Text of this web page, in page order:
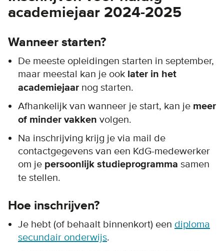
academiejaar 2024-2025
Wanneer starten?
De meeste opleidingen starten in september,
maar meestal kan je ook later in het
academiejaar nog starten.
Afhankelijk van wanneer je start, kan je meer
of minder vakken volgen.
Na inschrijving krijg je via mail de
contactgegevens van een KdG-medewerker
om je persoonlijk studieprogramma samen
te stellen.
Hoe inschrijven?
Je hebt (of behaalt binnenkort) een diploma
secundair onderwijs.